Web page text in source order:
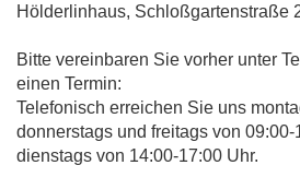
Hölderlinhaus, Schloßgartenstraße
Bitte vereinbaren Sie vorher unter
einen Termin:
Telefonisch erreichen Sie uns
donnerstags und freitags von 09:00-
dienstags von 14:00-17:00 Uhr.